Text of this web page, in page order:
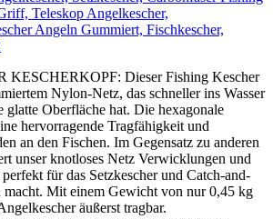
Teleskop Angelkescher,
Angeln Gummiert, Fischkescher,
KESCHERKOPF: Dieser Fishing Kescher
Nylon-Netz, das schneller ins Wasser
glatte Oberfläche hat. Die hexagonale
hervorragende Tragfähigkeit und
an den Fischen. Im Gegensatz zu anderen
unser knotloses Netz Verwicklungen und
für das Setzkescher und Catch-and-
macht. Mit einem Gewicht von nur 0,45 kg
äußerst tragbar.